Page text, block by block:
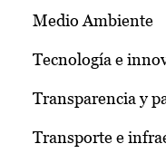
Medio Ambiente
Tecnología e
Transparencia y
Transporte e